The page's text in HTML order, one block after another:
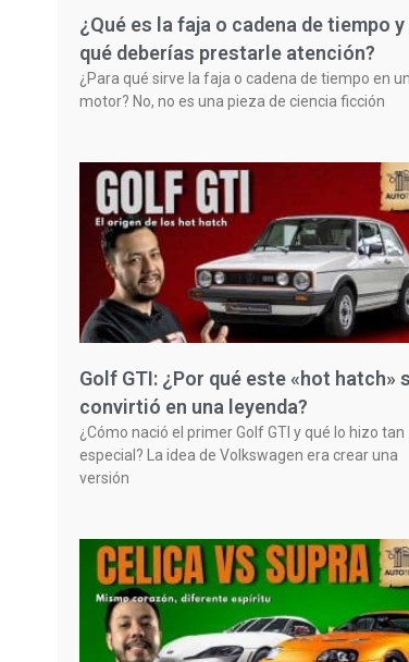
¿Qué es la faja o cadena de tiempo y
qué deberías prestarle atención?
¿Para qué sirve la faja o cadena de tiempo en un
motor? No, no es una pieza de ciencia ficción
Golf GTI: ¿Por qué este «hot hatch»
convirtió en una leyenda?
¿Cómo nació el primer Golf GTI y qué lo hizo tan
especial? La idea de Volkswagen era crear una
versión